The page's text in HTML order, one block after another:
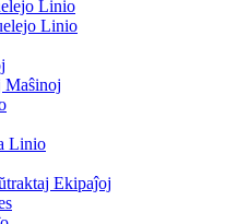
Linio
Linio
Maŝinoj
Linio
Ekipaĵoj